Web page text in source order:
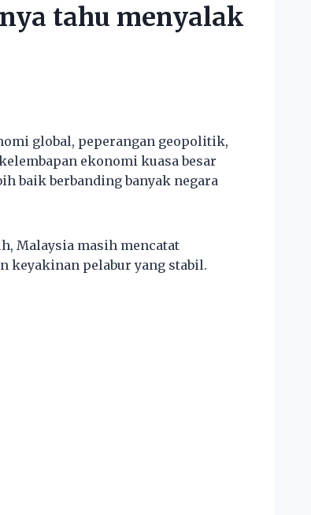
tahu menyalak
global, peperangan geopolitik,
ekonomi kuasa besar
baik berbanding banyak negara
Malaysia masih mencatat
keyakinan pelabur yang stabil.